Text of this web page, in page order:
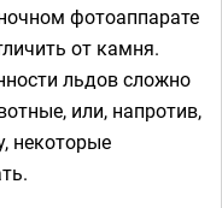
фотоаппарате
от камня.
льдов сложно
или, напротив,
некоторые